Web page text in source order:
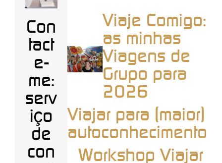
Con
tact
e-
me:
serv
iço
de
con
Viaje Comigo:
as minhas
Viagens de
Grupo para
2026
Viajar para (maior)
autoconhecimento
Workshop Viajar